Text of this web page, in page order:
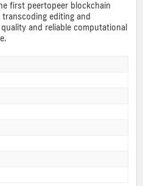
first peertopeer blockchain
transcoding editing and
and reliable computational